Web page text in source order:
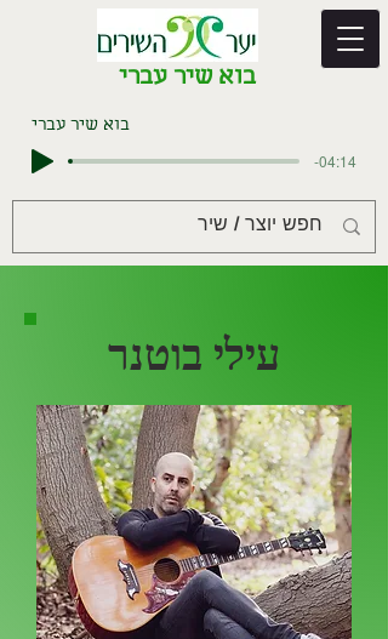
בוא שיר עברי
בוא שיר עברי
-04:14
עילי בוטנר